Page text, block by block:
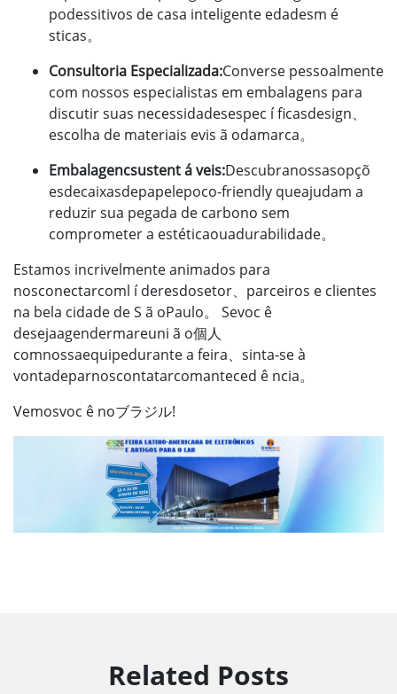
podessitivos de casa inteligente edadesm é
sticas。
Consultoria Especializada:Converse pessoalmente
com nossos especialistas em embalagens para
discutir suas necessidadesespec í ficasdesign、
escolha de materiais evis ã odamarca。
Embalagencsustent á veis:Descubranossasopçõ
esdecaixasdepapelepoco-friendly queajudam a
reduzir sua pegada de carbono sem
comprometer a estéticaouadurabilidade。
Estamos incrivelmente animados para
nosconectarcoml í deresdosetor、parceiros e clientes
na bela cidade de S ã oPaulo。 Sevoc ê
desejaagendermareuni ã o個人
comnossaequipedurante a feira、sinta-se à
vontadeparnoscontatarcomanteced ê ncia。
Vemosvoc ê noブラジル!
Related Posts